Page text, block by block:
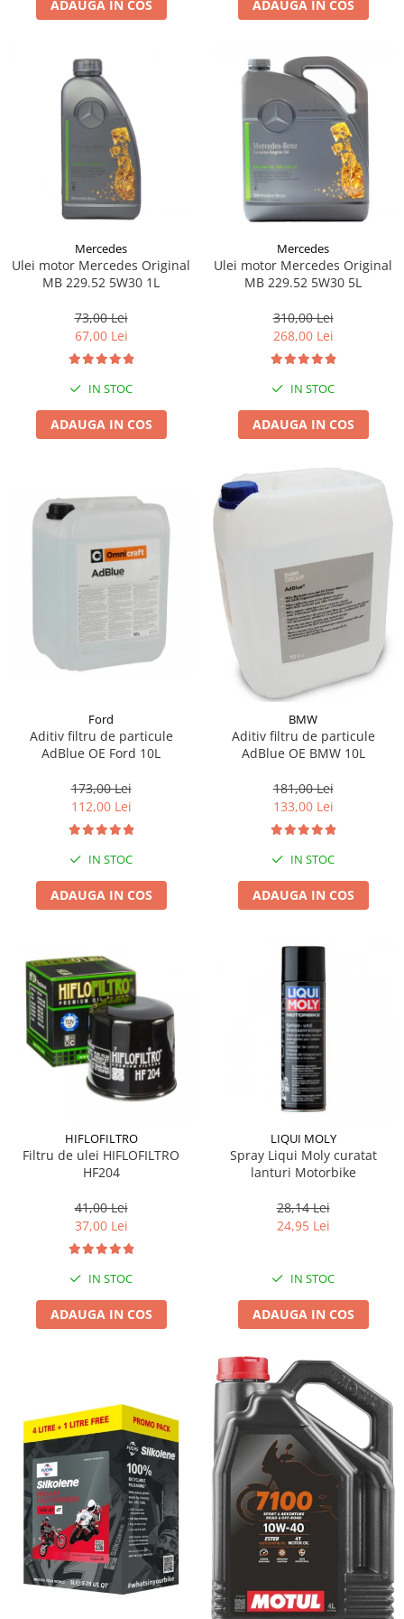
Lichid de frana
Filtre moto
Filtru combustibil
Buson golire ulei
Filtru ulei moto
Filtru aer moto
Intretinere si curatare filtre moto
Intretinere moto
Curatare moto
Covor moto
Genti bagaje moto
Suporti si placi prindere
ADAUGA IN COS ADAUGA IN COS
Mercedes
Ulei motor Mercedes Original
MB 229.52 5W30 1L
73,00 Lei
67,00 Lei
IN STOC
ADAUGA IN COS
Mercedes
Ulei motor Mercedes Original
MB 229.52 5W30 5L
310,00 Lei
268,00 Lei
IN STOC
ADAUGA IN COS
Ford
Aditiv filtru de particule
AdBlue OE Ford 10L
173,00 Lei
112,00 Lei
IN STOC
ADAUGA IN COS
BMW
Aditiv filtru de particule
AdBlue OE BMW 10L
181,00 Lei
133,00 Lei
IN STOC
ADAUGA IN COS
HIFLOFILTRO
Filtru de ulei HIFLOFILTRO
HF204
41,00 Lei
37,00 Lei
IN STOC
ADAUGA IN COS
LIQUI MOLY
Spray Liqui Moly curatat
lanturi Motorbike
28,14 Lei
24,95 Lei
IN STOC
ADAUGA IN COS